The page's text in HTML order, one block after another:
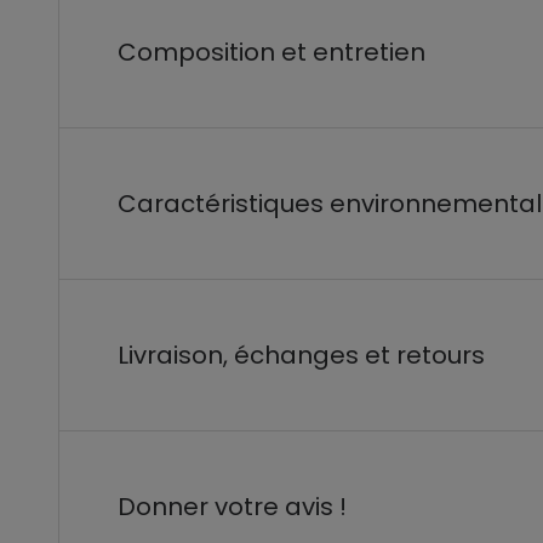
Composition et entretien
Caractéristiques
Livraison, échanges et retours
Donner votre avis !